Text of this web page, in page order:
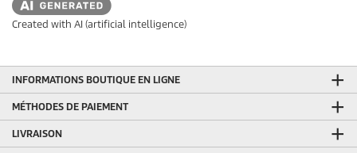
Created with AI (artificial intelligence)
INFORMATIONS BOUTIQUE EN LIGNE
MÉTHODES DE PAIEMENT
LIVRAISON